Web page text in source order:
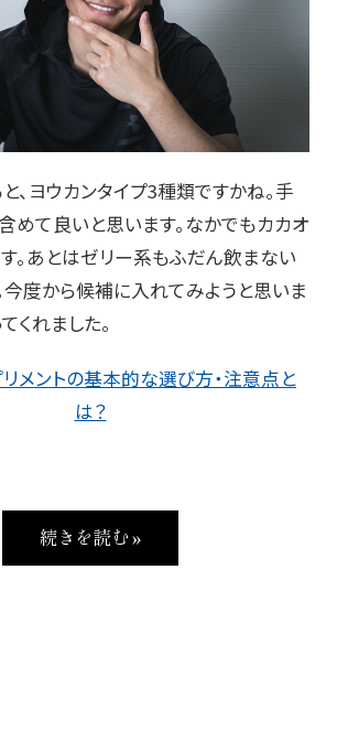
、ヨウカンタイプ3種類ですかね。手
めて良いと思います。なかでもカカオ
。あとはゼリー系もふだん飲まない
今度から候補に入れてみようと思いま
くれました。
メントの基本的な選び方・注意点と
は？
続きを読む »